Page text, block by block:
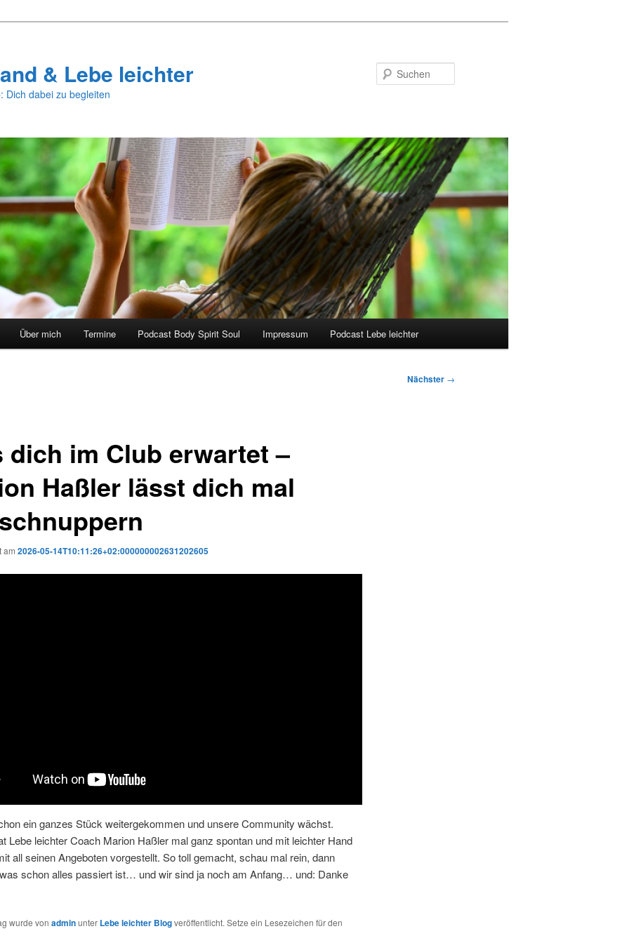
& Lebe leichter
Dich dabei zu begleiten
Über mich Termine Podcast Body Spirit Soul Impressum Podcast Lebe leichter
Nächster →
dich im Club erwartet –
Haßler lässt dich mal
am 2026-05-14T10:11:26+02:000000002631202605
ein ganzes Stück weitergekommen und unsere Community wächst.
Lebe leichter Coach Marion Haßler mal ganz spontan und mit leichter Hand
all seinen Angeboten vorgestellt. So toll gemacht, schau mal rein, dann
schon alles passiert ist… und wir sind ja noch am Anfang… und: Danke
wurde von adminunter Lebe leichter Blogveröffentlicht. Setze ein Lesezeichen für den